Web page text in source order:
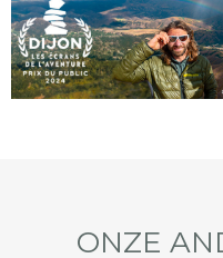
ONZE